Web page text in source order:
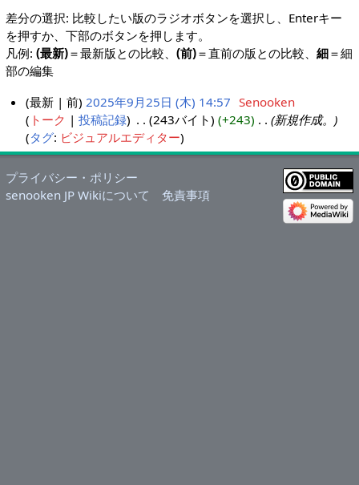
差分の選択: 比較したい版のラジオボタンを選択し、Enterキー
を押すか、下部のボタンを押します。
凡例: (最新)＝最新版との比較、 (前)＝直前の版との比較、 細＝細
部の編集
2
5
年
最新 前 2025年9月25日 (木) 14:57 Senooken
トーク
投稿記録 243バイト +243
新規作成。
タグ: ビジュアルエディター
プライバシー・ポリシー
senooken JP Wikiについて
免責事項